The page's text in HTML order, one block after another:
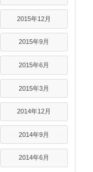
2015年12月
2015年9月
2015年6月
2015年3月
2014年12月
2014年9月
2014年6月